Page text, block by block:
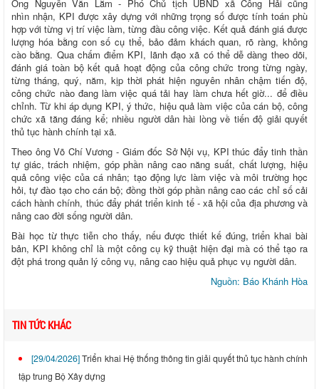
Ông Nguyễn Văn Lắm - Phó Chủ tịch UBND xã Công Hải cũng
nhìn nhận, KPI được xây dựng với những trọng số được tính toán phù
hợp với từng vị trí việc làm, từng đầu công việc. Kết quả đánh giá được
lượng hóa bằng con số cụ thể, bảo đảm khách quan, rõ ràng, không
cào bằng. Qua chấm điểm KPI, lãnh đạo xã có thể dễ dàng theo dõi,
đánh giá toàn bộ kết quả hoạt động của công chức trong từng ngày,
từng tháng, quý, năm, kịp thời phát hiện nguyên nhân chậm tiến độ,
công chức nào đang làm việc quá tải hay làm chưa hết giờ... để điều
chỉnh. Từ khi áp dụng KPI, ý thức, hiệu quả làm việc của cán bộ, công
chức xã tăng đáng kể; nhiều người dân hài lòng về tiến độ giải quyết
thủ tục hành chính tại xã.
Theo ông Võ Chí Vương - Giám đốc Sở Nội vụ, KPI thúc đẩy tinh thần
tự giác, trách nhiệm, góp phần nâng cao năng suất, chất lượng, hiệu
quả công việc của cá nhân; tạo động lực làm việc và môi trường học
hỏi, tự đào tạo cho cán bộ; đồng thời góp phần nâng cao các chỉ số cải
cách hành chính, thúc đẩy phát triển kinh tế - xã hội của địa phương và
nâng cao đời sống người dân.
Bài học từ thực tiễn cho thấy, nếu được thiết kế đúng, triển khai bài
bản, KPI không chỉ là một công cụ kỹ thuật hiện đại mà có thể tạo ra
đột phá trong quản lý công vụ, nâng cao hiệu quả phục vụ người dân.
Nguồn: Báo Khánh Hòa
TIN TỨC KHÁC
[29/04/2026]Triển khai Hệ thống thông tin giải quyết thủ tục hành chính
tập trung Bộ Xây dựng